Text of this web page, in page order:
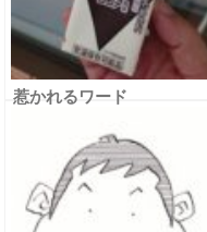
惹かれるワード